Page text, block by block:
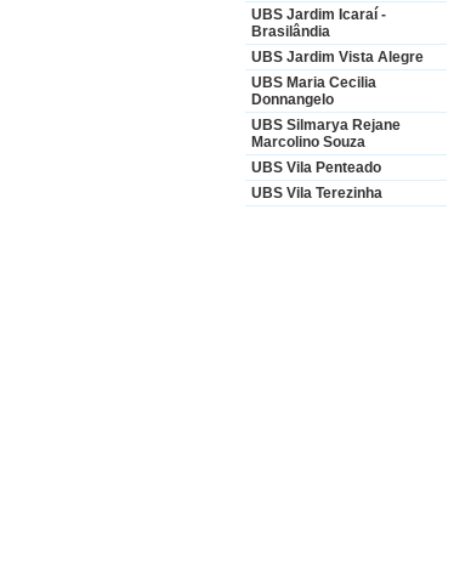
UBS Jardim Icaraí -
Brasilândia
UBS Jardim Vista Alegre
UBS Maria Cecilia
Donnangelo
UBS Silmarya Rejane
Marcolino Souza
UBS Vila Penteado
UBS Vila Terezinha